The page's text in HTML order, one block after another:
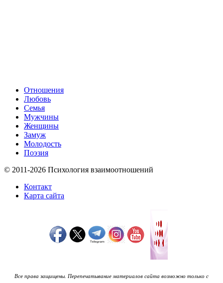
Отношения
Любовь
Семья
Мужчины
Женщины
Замуж
Молодость
Поэзия
© 2011-2026 Психология взаимоотношений
Контакт
Карта сайта
Все права защищены. Перепечатывание материалов сайта возможно только с